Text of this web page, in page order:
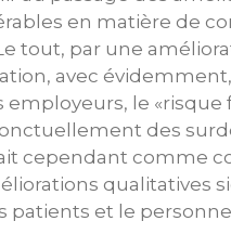
en matière de
tout, par une
avec
employeurs, le «risque
des
cependant comme
qualitatives
patients et le